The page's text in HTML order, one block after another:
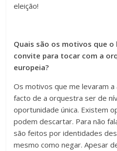
eleição!
Quais são os motivos que
convite para tocar com a
europeia?
Os motivos que me levaram
facto de a orquestra ser de
oportunidade única. Existem
podem descartar. Para não
são feitos por identidades
mesmo como negar. Apesar